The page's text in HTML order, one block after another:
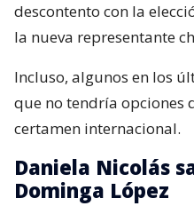
descontento con la
la nueva representante
Incluso, algunos en los
que no tendría opciones
certamen internacional.
Daniela Nicolás
Dominga López